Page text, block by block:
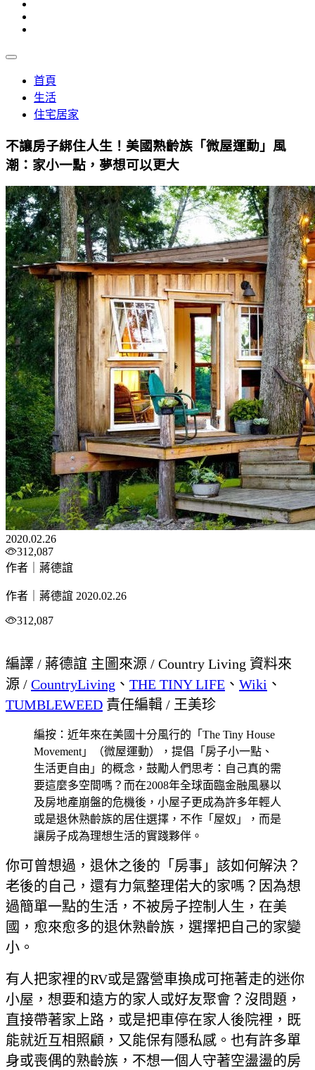
首頁
生活
住宅居家
不讓房子綁住人生！美國熟齡族「微屋運動」風
潮：家小一點，夢想可以更大
2020.02.26
312,087
作者｜蔣德誼
作者｜蔣德誼 2020.02.26
312,087
編譯 / 蔣德誼 主圖來源 / Country Living 資料來
源 / CountryLiving 、 THE TINY LIFE 、 Wiki 、
TUMBLEWEED 責任編輯 / 王美珍
編按：近年來在美國十分風行的「The Tiny House
Movement」（微屋運動），提倡「房子小一點、
生活更自由」的概念，鼓勵人們思考：自己真的需
要這麼多空間嗎？而在2008年全球面臨金融風暴以
及房地產崩盤的危機後，小屋子更成為許多年輕人
或是退休熟齡族的居住選擇，不作「屋奴」，而是
讓房子成為理想生活的實踐夥伴。
你可曾想過，退休之後的「房事」該如何解決？
老後的自己，還有力氣整理偌大的家嗎？因為想
過簡單一點的生活，不被房子控制人生，在美
國，愈來愈多的退休熟齡族，選擇把自己的家變
小。
有人把家裡的RV或是露營車換成可拖著走的迷你
小屋，想要和遠方的家人或好友聚會？沒問題，
直接帶著家上路，或是把車停在家人後院裡，既
能就近互相照顧，又能保有隱私感。也有許多單
身或喪偶的熟齡族，不想一個人守著空盪盪的房